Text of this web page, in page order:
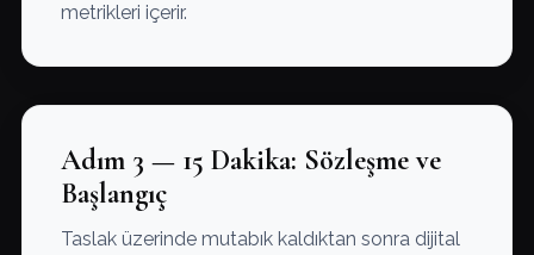
metrikleri içerir.
Adım 3 — 15 Dakika: Sözleşme ve
Başlangıç
Taslak üzerinde mutabık kaldıktan sonra dijital